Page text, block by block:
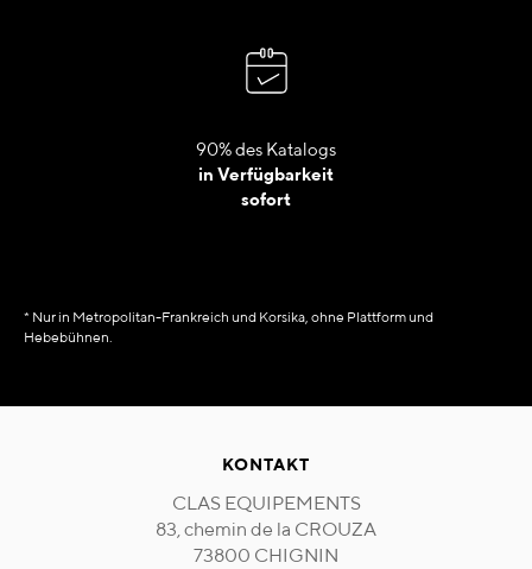
90% des Katalogs
in Verfügbarkeit
sofort
* Nur in Metropolitan-Frankreich und Korsika, ohne Plattform und
Hebebühnen.
KONTAKT
CLAS EQUIPEMENTS
83, chemin de la CROUZA
73800 CHIGNIN